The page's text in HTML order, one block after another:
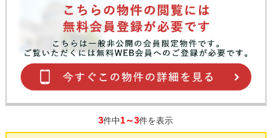
3件中1～3件を表示